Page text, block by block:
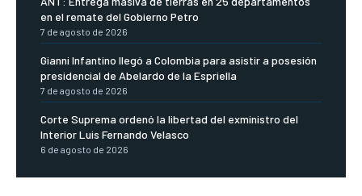
en el remate del Gobierno Petro
7 de agosto de 2026
Gianni Infantino llegó a Colombia para asistir a posesión
presidencial de Abelardo de la Espriella
7 de agosto de 2026
Corte Suprema ordenó la libertad del exministro del
Interior Luis Fernando Velasco
6 de agosto de 2026